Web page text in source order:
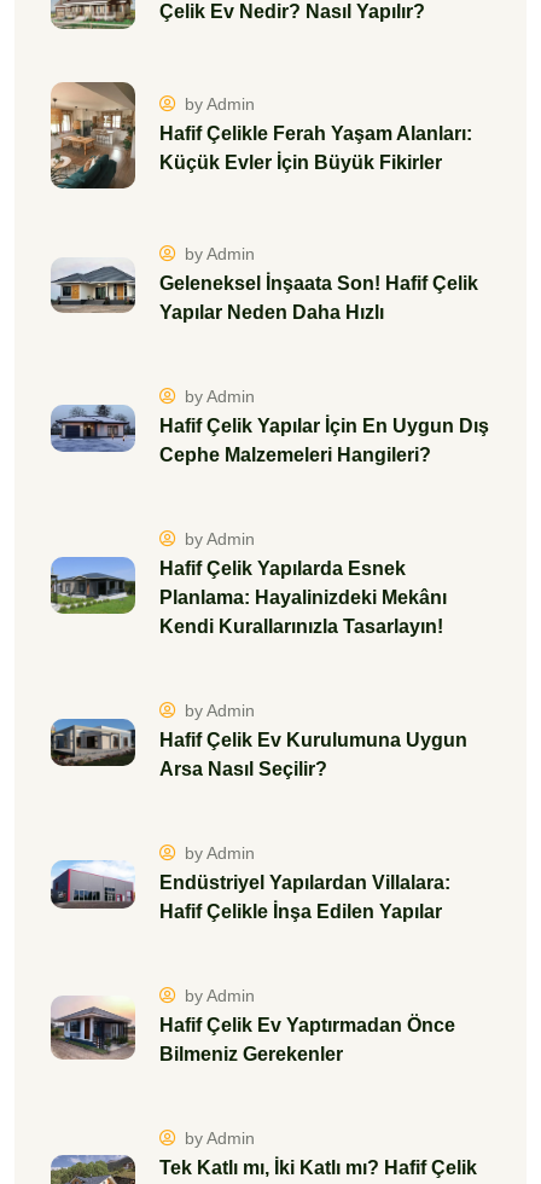
Çelik Ev Nedir? Nasıl Yapılır?
by Admin
Hafif Çelikle Ferah Yaşam Alanları:
Küçük Evler İçin Büyük Fikirler
by Admin
Geleneksel İnşaata Son! Hafif Çelik
Yapılar Neden Daha Hızlı
by Admin
Hafif Çelik Yapılar İçin En Uygun Dış
Cephe Malzemeleri Hangileri?
by Admin
Hafif Çelik Yapılarda Esnek
Planlama: Hayalinizdeki Mekânı
Kendi Kurallarınızla Tasarlayın!
by Admin
Hafif Çelik Ev Kurulumuna Uygun
Arsa Nasıl Seçilir?
by Admin
Endüstriyel Yapılardan Villalara:
Hafif Çelikle İnşa Edilen Yapılar
by Admin
Hafif Çelik Ev Yaptırmadan Önce
Bilmeniz Gerekenler
by Admin
Tek Katlı mı, İki Katlı mı? Hafif Çelik